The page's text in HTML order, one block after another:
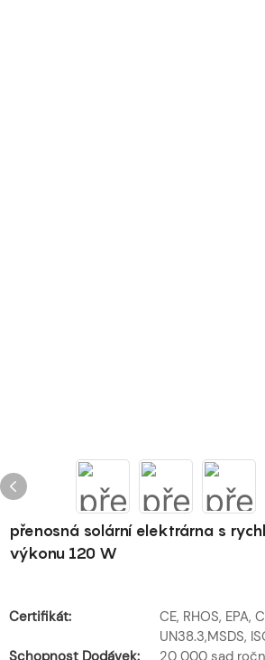
přenosná solární elektrárna s
výkonu 120 W
Certifikát:
CE, RHOS, EPA,
UN38.3,MSDS,
Schopnost Dodávek:
20 000 sad